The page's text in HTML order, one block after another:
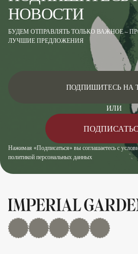
НОВОСТИ
БУДЕМ ОТПРАВЛЯТЬ ТОЛЬКО ВАЖНОЕ –
ЛУЧШИЕ ПРЕДЛОЖЕНИЯ
Нажимая «Подписаться» вы соглашаетесь с
политикой персональных данных
ПОДПИШИТЕСЬ НА
ИЛИ
MAX Дзен YouTuberutubeTelegram